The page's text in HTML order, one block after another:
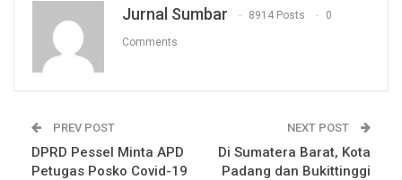
Jurnal Sumbar 8914 Posts 0
Comments
PREV POST
DPRD Pessel Minta APD
Petugas Posko Covid-19
NEXT POST
Di Sumatera Barat, Kota
Padang dan Bukittinggi